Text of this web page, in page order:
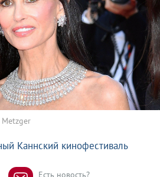
Каннский кинофестиваль
Есть новость?